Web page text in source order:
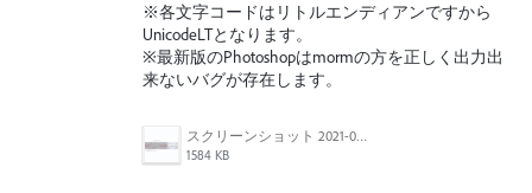
※各文字コードはリトルエンディアンですから
UnicodeLTとなります。
※最新版のPhotoshopはmormの方を正しく出力出
来ないバグが存在します。
スクリーンショット 2021-07-06 16.45.46.png
1584 KB